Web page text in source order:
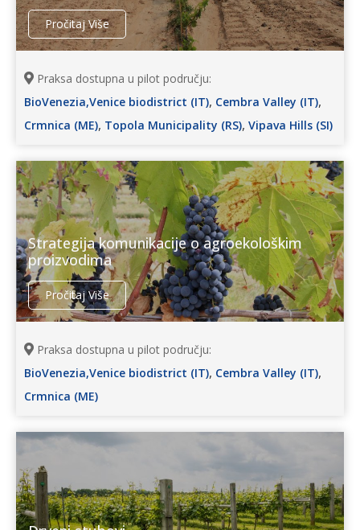
Pročitaj Više
Praksa dostupna u pilot području:
BioVenezia,Venice biodistrict (IT), Cembra Valley (IT),
Crmnica (ME), Topola Municipality (RS), Vipava Hills (SI)
Strategija komunikacije o agroekološkim
proizvodima
Pročitaj Više
Praksa dostupna u pilot području:
BioVenezia,Venice biodistrict (IT), Cembra Valley (IT),
Crmnica (ME)